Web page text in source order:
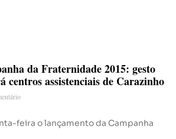
da Fraternidade 2015: gesto
centros assistenciais de Carazinho
feira o lançamento da Campanha